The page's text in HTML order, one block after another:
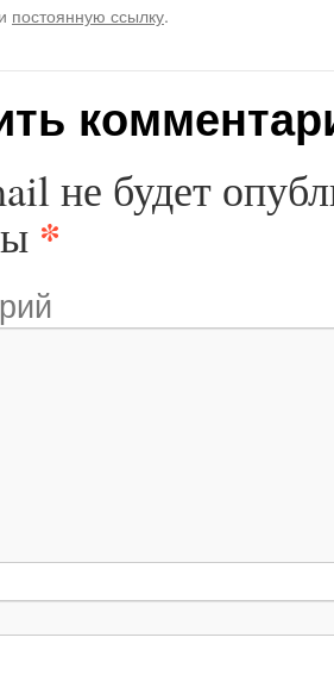
постоянную ссылку.
не будет
*